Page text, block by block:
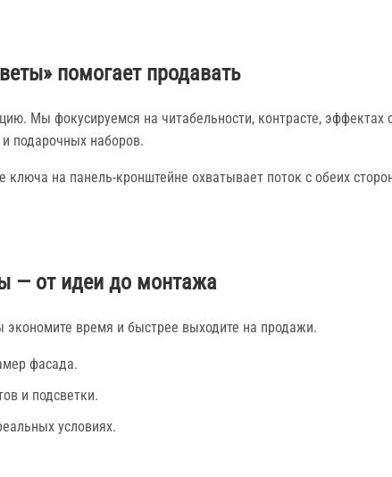
помогает продавать
Мы фокусируемся на читабельности, контрасте, эффектах
подарочных наборов.
ключа на панель-кронштейне охватывает поток с обеих
— от идеи до монтажа
время и быстрее выходите на продажи.
фасада.
и подсветки.
условиях.